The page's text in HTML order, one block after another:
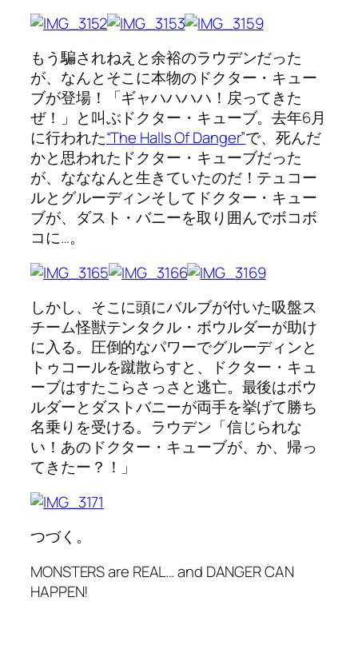
もう騙されねえと余裕のラウデンだった
が、なんとそこに本物のドクター・キュー
ブが登場！「ギャハハハハ！戻ってきた
ぜ！」と叫ぶドクター・キューブ。去年6月
に行われた“The Halls Of Danger”で、死んだ
かと思われたドクター・キューブだった
が、なななんと生きていたのだ！テュコー
ルとグルーディンそしてドクター・キュー
ブが、ダスト・バニーを取り囲んでボコボ
コに…。
しかし、そこに頭にバルブが付いた吸盤ス
チーム怪獣テンタクル・ボウルダーが助け
に入る。圧倒的なパワーでグルーディンと
トゥコールを蹴散らすと、ドクター・キュ
ーブはすたこらさっさと逃亡。最後はボウ
ルダーとダストバニーが両手を挙げて勝ち
名乗りを受ける。ラウデン「信じられな
い！あのドクター・キューブが、か、帰っ
てきたー？！」
つづく。
MONSTERS are REAL… and DANGER CAN
HAPPEN!